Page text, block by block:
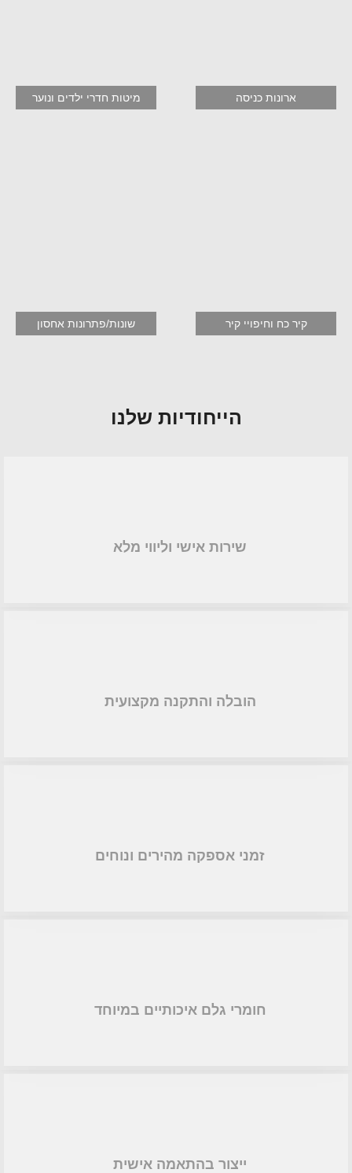
ארונות כניסה מיטות חדרי ילדים ונוער
קיר כח וחיפויי קיר שונות/פתרונות אחסון
הייחודיות שלנו
שירות אישי וליווי מלא
הובלה והתקנה מקצועית
זמני אספקה מהירים ונוחים
חומרי גלם איכותיים במיוחד
ייצור בהתאמה אישית